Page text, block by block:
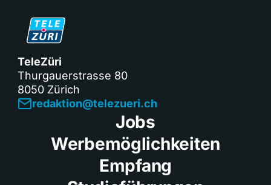
TeleZüri
Thurgauerstrasse 80
8050 Zürich
redaktion@telezueri.ch
Jobs
Werbemöglichkeiten
Empfang